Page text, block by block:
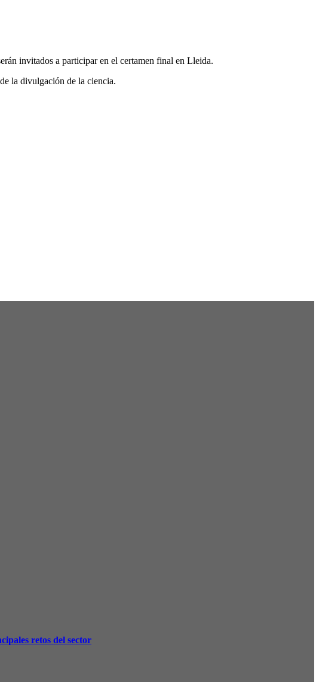
invitados a participar en el certamen final en Lleida.
la divulgación de la ciencia.
retos del sector